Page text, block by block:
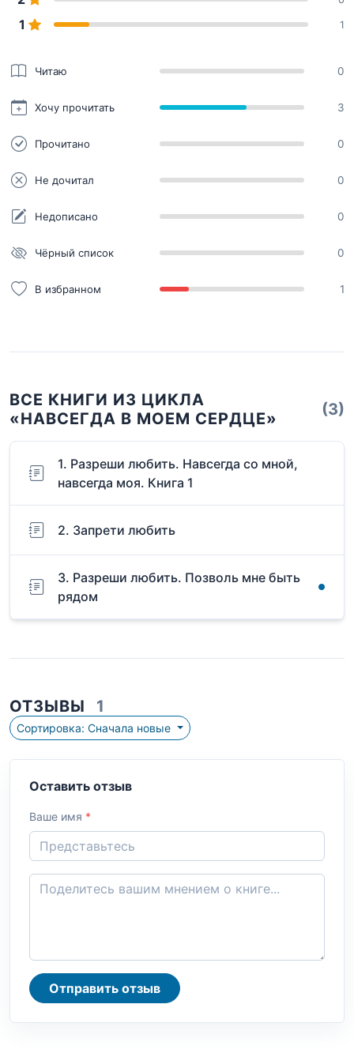
1 1
Читаю 0
Хочу прочитать 3
Прочитано 0
Не дочитал 0
Недописано 0
Чёрный список 0
В избранном 1
ВСЕ КНИГИ ИЗ ЦИКЛА
«НАВСЕГДА В МОЕМ СЕРДЦЕ»
(3)
1. Разреши любить. Навсегда со мной,
навсегда моя. Книга 1
2. Запрети любить
3. Разреши любить. Позволь мне быть
рядом
ОТЗЫВЫ 1
Сортировка: Сначала новые
Оставить отзыв
Ваше имя *
Отправить отзыв